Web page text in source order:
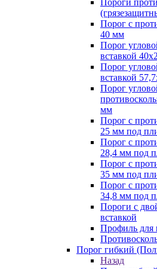
Пороги
Порог с
40 мм
Порог
вставкой
Порог
вставкой
Порог
мм
Порог с
25 мм под
Порог с
28,4 мм под
Порог с
35 мм под
Порог с
34,8 мм под
Пороги с
вставкой
Профиль для
Порог гибкий
Назад